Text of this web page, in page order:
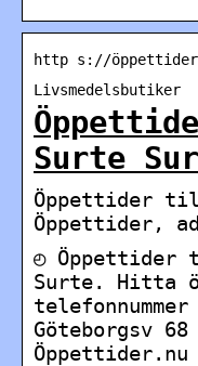
http s://
Livsmedelsbutiker
Surte
Öppettider
Öppettider,
◴ Öppettider
Surte. Hitta
Göteborgsv
Öppettider.nu